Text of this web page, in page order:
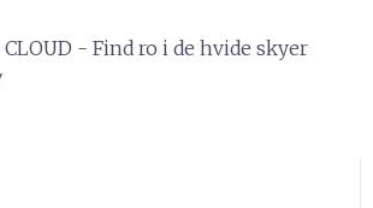
- Find ro i de hvide skyer